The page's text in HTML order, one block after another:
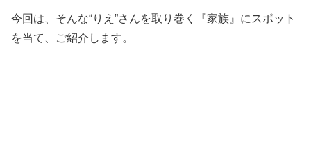
今回は、そんな“りえ”さんを取り巻く『家族』にスポット
を当て、ご紹介します。